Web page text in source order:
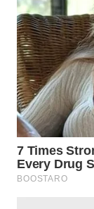
SERIBU
WN
TANGERANG
WN
BINJAI
WN
CIREBON